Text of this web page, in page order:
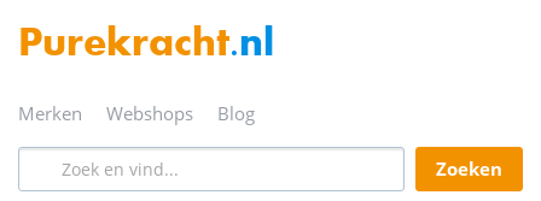
Purekracht.nl
merken webshops blog
zoeken